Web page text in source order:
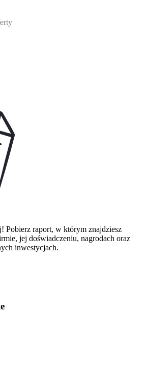
Pobierz raport, w którym znajdziesz
jej doświadczeniu, nagrodach oraz
inwestycjach.